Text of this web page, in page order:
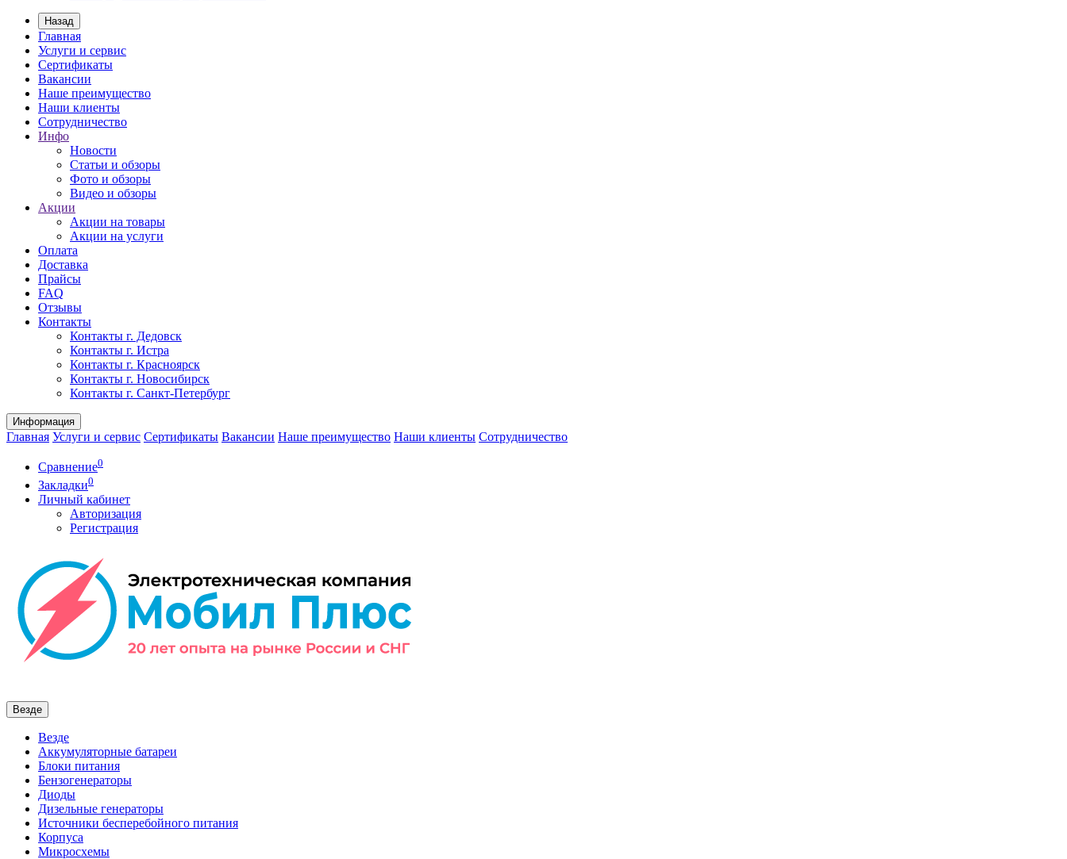
Назад
Главная
Услуги и сервис
Сертификаты
Вакансии
Наше преимущество
Наши клиенты
Сотрудничество
Инфо
Новости
Статьи и обзоры
Фото и обзоры
Видео и обзоры
Акции
Акции на товары
Акции на услуги
Оплата
Доставка
Прайсы
FAQ
Отзывы
Контакты
Контакты г. Дедовск
Контакты г. Истра
Контакты г. Красноярск
Контакты г. Новосибирск
Контакты г. Санкт-Петербург
Информация
Главная Услуги и сервис Сертификаты Вакансии Наше преимущество Наши клиенты Сотрудничество
Сравнение0
Закладки0
Личный кабинет
Авторизация
Регистрация
Везде
Везде
Аккумуляторные батареи
Блоки питания
Бензогенераторы
Диоды
Дизельные генераторы
Источники бесперебойного питания
Корпуса
Микросхемы